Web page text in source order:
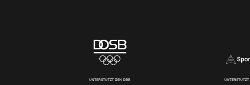
UNTERSTÜTZT DEN DBB